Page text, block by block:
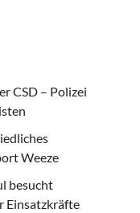
CSD – Polizei
Weeze
besucht
Einsatzkräfte